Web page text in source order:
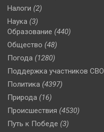
Налоги (2)
Наука (3)
Образование (440)
Общество (48)
Погода (1280)
Поддержка участников СВО
Политика (4397)
Природа (16)
Происшествия (4530)
Путь к Победе (3)